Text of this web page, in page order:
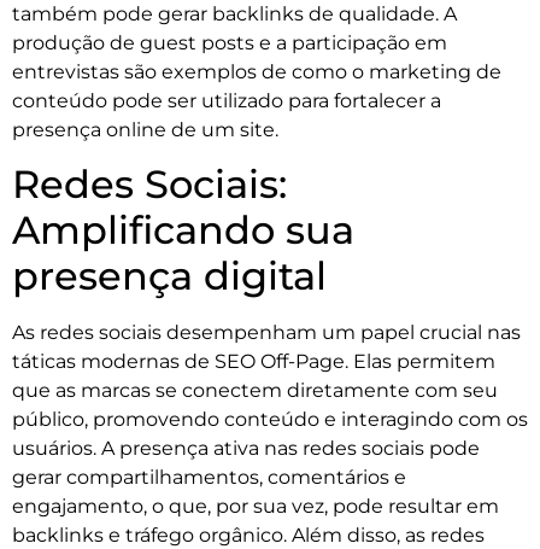
também pode gerar backlinks de qualidade. A
produção de guest posts e a participação em
entrevistas são exemplos de como o marketing de
conteúdo pode ser utilizado para fortalecer a
presença online de um site.
Redes Sociais:
Amplificando sua
presença digital
As redes sociais desempenham um papel crucial nas
táticas modernas de SEO Off-Page. Elas permitem
que as marcas se conectem diretamente com seu
público, promovendo conteúdo e interagindo com os
usuários. A presença ativa nas redes sociais pode
gerar compartilhamentos, comentários e
engajamento, o que, por sua vez, pode resultar em
backlinks e tráfego orgânico. Além disso, as redes